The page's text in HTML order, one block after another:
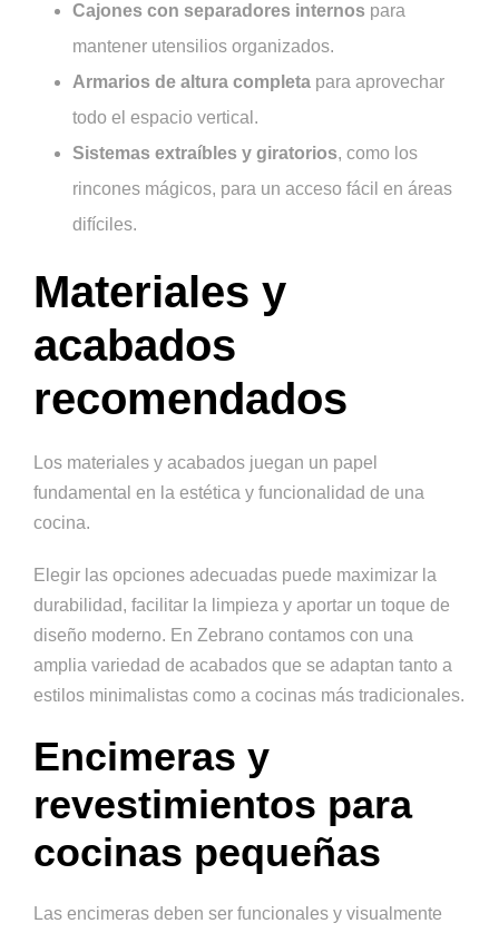
Cajones con separadores internos para
mantener utensilios organizados.
Armarios de altura completa para aprovechar
todo el espacio vertical.
Sistemas extraíbles y giratorios, como los
rincones mágicos, para un acceso fácil en áreas
difíciles.
Materiales y
acabados
recomendados
Los materiales y acabados juegan un papel
fundamental en la estética y funcionalidad de una
cocina.
Elegir las opciones adecuadas puede maximizar la
durabilidad, facilitar la limpieza y aportar un toque de
diseño moderno. En Zebrano contamos con una
amplia variedad de acabados que se adaptan tanto a
estilos minimalistas como a cocinas más tradicionales.
Encimeras y
revestimientos para
cocinas pequeñas
Las encimeras deben ser funcionales y visualmente